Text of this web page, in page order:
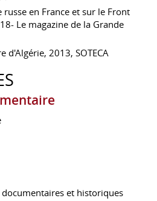
en France et sur le Front
Le magazine de la Grande
d'Algérie, 2013, SOTECA
et historiques